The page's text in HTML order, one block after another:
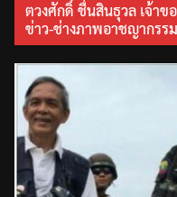
ตวงศักดิ์ ชื่นสินธุวล เจ้าข
ข่าว-ช่างภาพอาชญากรร